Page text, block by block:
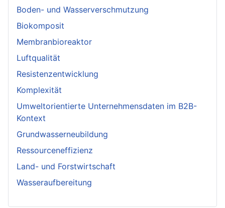
Boden- und Wasserverschmutzung
Biokomposit
Membranbioreaktor
Luftqualität
Resistenzentwicklung
Komplexität
Umweltorientierte Unternehmensdaten im B2B-
Kontext
Grundwasserneubildung
Ressourceneffizienz
Land- und Forstwirtschaft
Wasseraufbereitung